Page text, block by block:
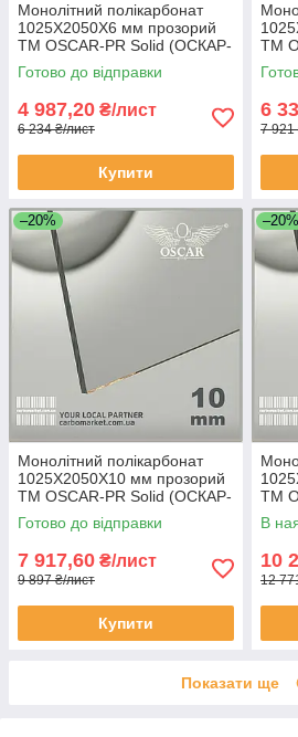
Монолітний полікарбонат
1025Х2050Х6 мм прозорий
TM OSCAR-PR Solid (ОСКАР-
Преміум) Сербія
Готово до відправки
4 987,20 ₴/лист
6 234 ₴/лист
Купити
TM
6
7 921
–20%
Монолітний полікарбонат
1025Х2050Х10 мм прозорий
TM OSCAR-PR Solid (ОСКАР-
Преміум) Сербія
Готово до відправки
7 917,60 ₴/лист
9 897 ₴/лист
Купити
–20%
TM
В
10
12
Показати ще